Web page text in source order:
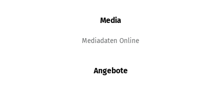
Media
Mediadaten Online
Angebote